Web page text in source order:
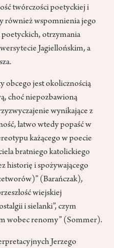
twórczości poetyckiej i
również wspomnienia jego
otrzymania
Jagiellońskim, a
obcego jest okolicznością
choć niepozbawioną
wynikające z
łatwo wtedy popaść w
każącego w poecie
bratniego katolickiego
historię i spożywającego
(Barańczak),
wiejskiej
i sielanki”, czym
wobec renomy” (Sommer).
Jerzego